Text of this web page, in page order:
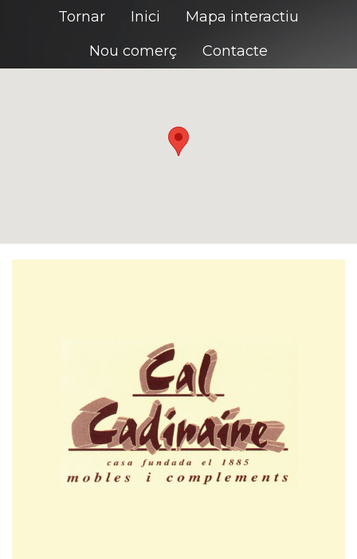
Tornar Inici
Mapa interactiu
Nou comerç
Contacte